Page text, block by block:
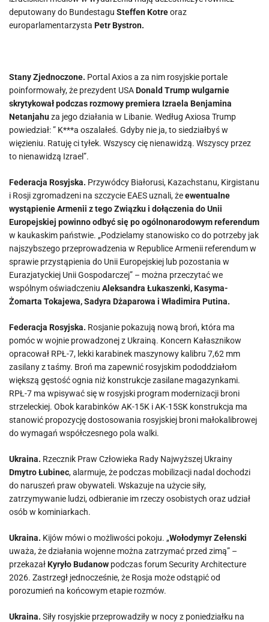
deputowany do Bundestagu Steffen Kotreoraz
europarlamentarzysta Petr Bystron.
Stany Zjednoczone. Portal Axios a za nim rosyjskie portale
poinformowały, że prezydent USADonald Trump wulgarnie
skrytykował podczas rozmowy premiera Izraela Benjamina
Netanjahuza jego działania w Libanie. Według Axiosa Trump
powiedział: ” K***a oszalałeś. Gdyby nie ja, to siedziałbyś w
więzieniu. Ratuję ci tyłek. Wszyscy cię nienawidzą. Wszyscy przez
to nienawidzą Izrael”.
Federacja Rosyjska. Przywódcy Białorusi, Kazachstanu, Kirgistanu
i Rosji zgromadzeni na szczycie EAES uznali, żeewentualne
wystąpienie Armenii z tego Związku i dołączenia do Unii
Europejskiej powinno odbyć się po ogólnonarodowym referendum
w kaukaskim państwie. „Podzielamy stanowisko co do potrzeby jak
najszybszego przeprowadzenia w Republice Armenii referendum w
sprawie przystąpienia do Unii Europejskiej lub pozostania w
Eurazjatyckiej Unii Gospodarczej” – można przeczytać we
wspólnym oświadczeniu Aleksandra Łukaszenki, Kasyma-
Żomarta Tokajewa, Sadyra Dżaparowa i Władimira Putina.
Federacja Rosyjska. Rosjanie pokazują nową broń, która ma
pomóc w wojnie prowadzonej z Ukrainą. Koncern Kałasznikow
opracował RPŁ-7, lekki karabinek maszynowy kalibru 7,62 mm
zasilany z taśmy. Broń ma zapewnić rosyjskim pododdziałom
większą gęstość ognia niż konstrukcje zasilane magazynkami.
RPŁ-7 ma wpisywać się w rosyjski program modernizacji broni
strzeleckiej. Obok karabinków AK-15K i AK-15SK konstrukcja ma
stanowić propozycję dostosowania rosyjskiej broni małokalibrowej
do wymagań współczesnego pola walki.
Ukraina. Rzecznik Praw Człowieka Rady Najwyższej Ukrainy
Dmytro Łubinec, alarmuje, że podczas mobilizacji nadal dochodzi
do naruszeń praw obywateli. Wskazuje na użycie siły,
zatrzymywanie ludzi, odbieranie im rzeczy osobistych oraz udział
osób w kominiarkach.
Ukraina. Kijów mówi o możliwości pokoju. „Wołodymyr Zełenski
uważa, że działania wojenne można zatrzymać przed zimą” –
przekazałKyryło Budanow podczas forum Security Architecture
2026. Zastrzegł jednocześnie, że Rosja może odstąpić od
porozumień na końcowym etapie rozmów.
Ukraina. Siły rosyjskie przeprowadziły w nocy z poniedziałku na